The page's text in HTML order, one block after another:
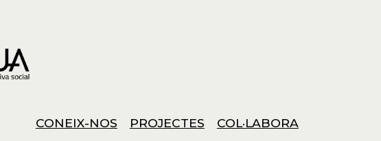
CONEIX-NOS PROJECTES COL·LABORA